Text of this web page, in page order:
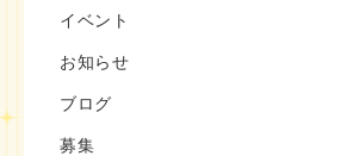
イベント
お知らせ
ブログ
募集